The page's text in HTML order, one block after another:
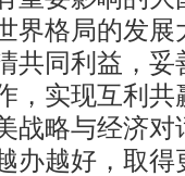
界格局的发
共同利益，妥
，实现互利共
战略与经济对
办越好，取得